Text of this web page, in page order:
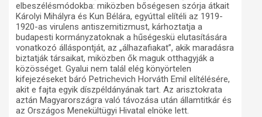
elbeszélésmódokba: miközben bőségesen szórja átkait
Károlyi Mihályra és Kun Bélára, egyúttal elítéli az 1919-
1920-as virulens antiszemitizmust, kárhoztatja a
budapesti kormányzatoknak a hűségeskü elutasítására
vonatkozó álláspontját, az „álhazafiakat”, akik maradásra
biztatják társaikat, miközben ők maguk otthagyják a
közösséget. Gyalui nem talál elég könyörtelen
kifejezéseket báró Petrichevich Horváth Emil elítélésére,
akit e fajta egyik díszpéldányának tart. Az arisztokrata
aztán Magyarországra való távozása után államtitkár és
az Országos Menekültügyi Hivatal elnöke lett.